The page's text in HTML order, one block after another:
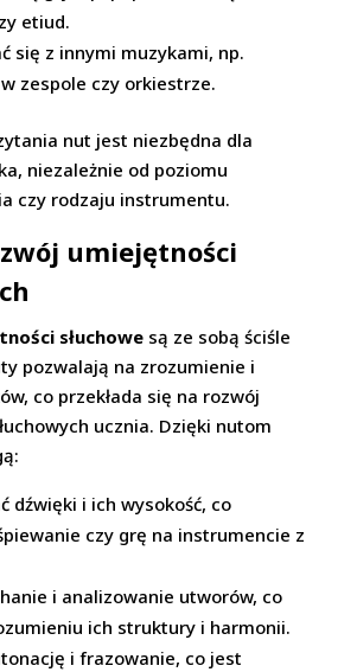
etiud.
się z innymi muzykami, np.
zespole czy orkiestrze.
nut jest niezbędna dla
niezależnie od poziomu
czy rodzaju instrumentu.
umiejętności
słuchowe są ze sobą ściśle
pozwalają na zrozumienie i
co przekłada się na rozwój
ucznia. Dzięki nutom
dźwięki i ich wysokość, co
czy grę na instrumencie z
i analizowanie utworów, co
ich struktury i harmonii.
i frazowanie, co jest